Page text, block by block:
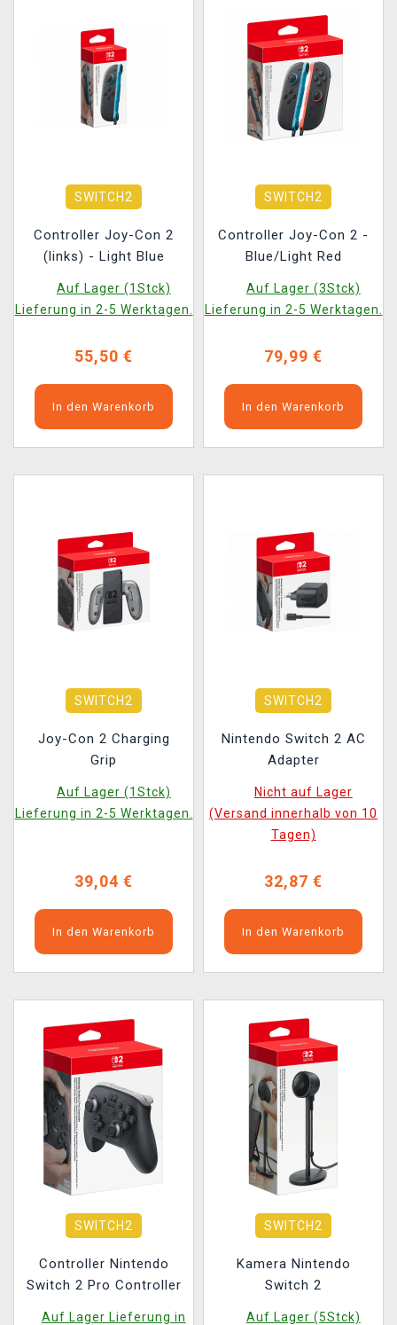
SWITCH2
Controller Joy-Con 2
(links) - Light Blue
Auf Lager (1Stck)
Lieferung in 2-5 Werktagen.
55,50 €
In den Warenkorb
SWITCH2
Controller Joy-Con 2 -
Blue/Light Red
Auf Lager (3Stck)
Lieferung in 2-5 Werktagen.
79,99 €
In den Warenkorb
SWITCH2
Joy-Con 2 Charging
Grip
Auf Lager (1Stck)
Lieferung in 2-5 Werktagen.
39,04 €
In den Warenkorb
SWITCH2
Nintendo Switch 2 AC
Adapter
Nicht auf Lager
(Versand innerhalb von 10
Tagen)
32,87 €
In den Warenkorb
SWITCH2
Controller Nintendo
Switch 2 Pro Controller
Auf Lager Lieferung in
SWITCH2
Kamera Nintendo
Switch 2
Auf Lager (5Stck)